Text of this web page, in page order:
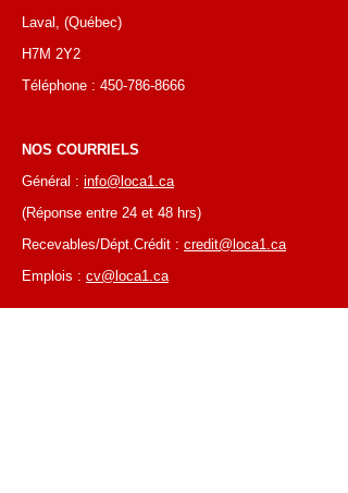
Laval, (Québec)
H7M 2Y2
Téléphone : 450-786-8666
NOS COURRIELS
Général : info@loca1.ca
(Réponse entre 24 et 48 hrs)
Recevables/Dépt.Crédit : credit@loca1.ca
Emplois : cv@loca1.ca